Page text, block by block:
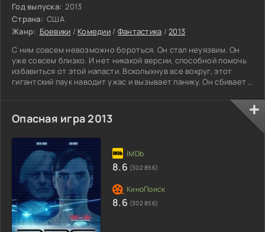
Год выпуска: 2013
Страна: США
Жанр: Боевики / Комедии / Фантастика /2013
С ним совсем невозможно бороться. Он стал неуязвим. Он
уже совсем близко. И нет никакой версии, способной помочь
избавиться от этой напасти. Всколыхнув все вокруг, этот
гигантский паук наводит ужас и вызывает панику. Он сбивает с
подробностей. Как же ему удается обойти людскую западню и
теряться, имея огромные размеры. Похоже, радиационная
катастрофа принесла пользу насекомому, приближающемуся к
Опасная игра 2013
8.6 (302 856)
8.6 (302 856)